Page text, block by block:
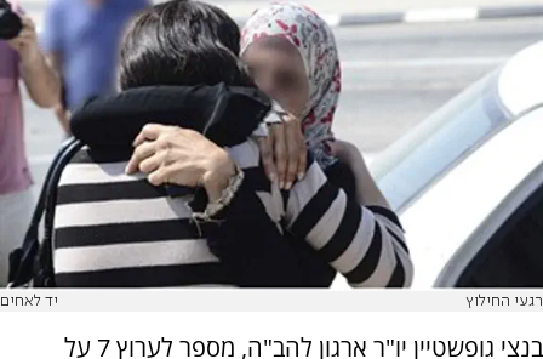
רגעי החילוץ יד לאחים
בנצי גופשטיין יו"ר ארגון להב"ה, מספר לערוץ 7 על